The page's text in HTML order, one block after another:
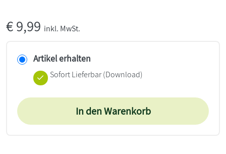
€9,99 inkl. MwSt.
Artikel erhalten
Sofort Lieferbar (Download)
In den Warenkorb